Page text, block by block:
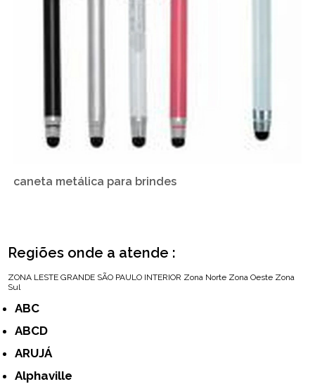
caneta metálica para brindes
Regiões onde a atende :
ZONA LESTE GRANDE SÃO PAULO INTERIOR Zona Norte Zona Oeste Zona
Sul
ABC
ABCD
ARUJÁ
Alphaville